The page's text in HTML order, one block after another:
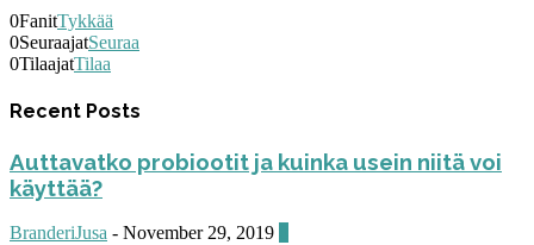
0FanitTykkää
0SeuraajatSeuraa
0TilaajatTilaa
Recent Posts
Auttavatko probiootit ja kuinka usein niitä voi
käyttää?
BranderiJusa - November 29, 2019